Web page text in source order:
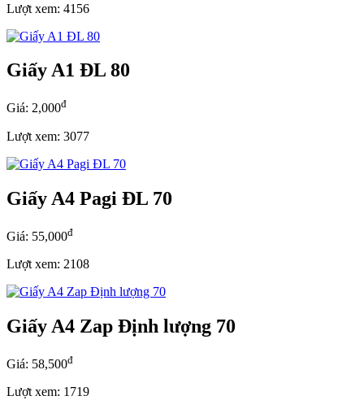
Lượt xem: 4156
Giấy A1 ĐL 80
Giá: 2,000đ
Lượt xem: 3077
Giấy A4 Pagi ĐL 70
Giá: 55,000đ
Lượt xem: 2108
Giấy A4 Zap Định lượng 70
Giá: 58,500đ
Lượt xem: 1719